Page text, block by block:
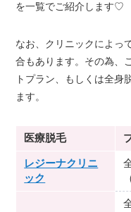
を一覧でご紹介します♡
なお、クリニックによっ
合もあります。その為、
トプラン、もしくは全身
ます。
医療脱毛
レジーナクリニ
ック